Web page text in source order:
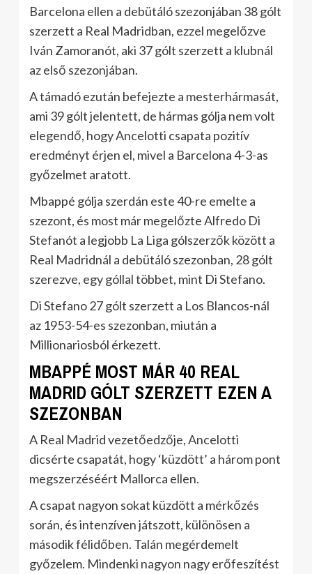
Barcelona ellen a debütáló szezonjában 38 gólt
szerzett a Real Madridban, ezzel megelőzve
Iván Zamoranót, aki 37 gólt szerzett a klubnál
az első szezonjában.
A támadó ezután befejezte a mesterhármasát,
ami 39 gólt jelentett, de hármas gólja nem volt
elegendő, hogy Ancelotti csapata pozitív
eredményt érjen el, mivel a Barcelona 4-3-as
győzelmet aratott.
Mbappé gólja szerdán este 40-re emelte a
szezont, és most már megelőzte Alfredo Di
Stefanót a legjobb La Liga gólszerzők között a
Real Madridnál a debütáló szezonban, 28 gólt
szerezve, egy góllal többet, mint Di Stefano.
Di Stefano 27 gólt szerzett a Los Blancos-nál
az 1953-54-es szezonban, miután a
Millionariosból érkezett.
MBAPPÉ MOST MÁR 40 REAL
MADRID GÓLT SZERZETT EZEN A
SZEZONBAN
A Real Madrid vezetőedzője, Ancelotti
dicsérte csapatát, hogy ‘küzdött’ a három pont
megszerzéséért Mallorca ellen.
A csapat nagyon sokat küzdött a mérkőzés
során, és intenzíven játszott, különösen a
második félidőben. Talán megérdemelt
győzelem. Mindenki nagyon nagy erőfeszítést